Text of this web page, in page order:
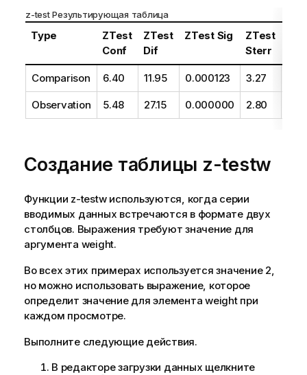
з
z-testРезультирующая таблица
Type
ZTest
Conf
ZTest
Dif
ZTest Sig
ZTest
Sterr
Comparison 6.40 11.95 0.000123 3.27
Observation 5.48 27.15 0.000000 2.80
Создание таблицы z-testw
Функции z-testwиспользуются, когда серии
вводимых данных встречаются в формате двух
столбцов. Выражения требуют значение для
аргумента weight.
Во всех этих примерах используется значение 2,
но можно использовать выражение, которое
определит значение для элемента weightпри
каждом просмотре.
Выполните следующие действия.
В редакторе загрузки данных щелкните